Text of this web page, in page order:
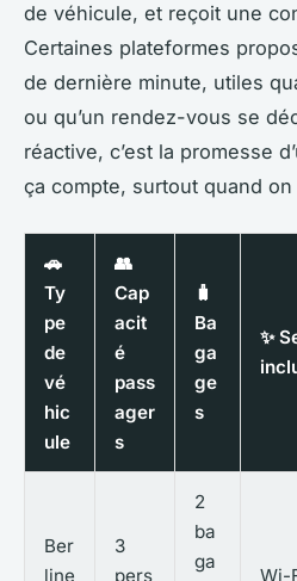
de véhicule, et reçoit une
Certaines plateformes
de dernière minute, utiles
ou qu’un rendez-vous se
réactive, c’est la promesse
ça compte, surtout quand
🚗
Ty
pe
de
vé
hic
ule
👥
Cap
acit
é
pass
ager
s
🧳
Ba
ga
ge
s
✨
Ber
line
3
pers
2
ba
ga
Wi-